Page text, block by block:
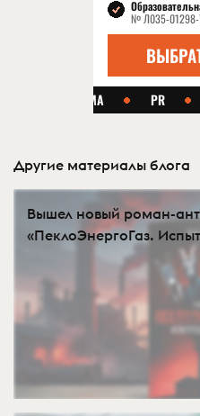
Другие материалы блога
Вышел новый роман-
«ПеклоЭнергоГаз.